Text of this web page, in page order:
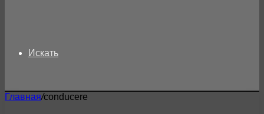
Искать
Главная/conducere